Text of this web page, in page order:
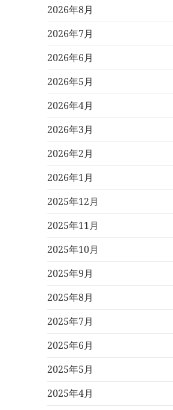
2026年8月
2026年7月
2026年6月
2026年5月
2026年4月
2026年3月
2026年2月
2026年1月
2025年12月
2025年11月
2025年10月
2025年9月
2025年8月
2025年7月
2025年6月
2025年5月
2025年4月